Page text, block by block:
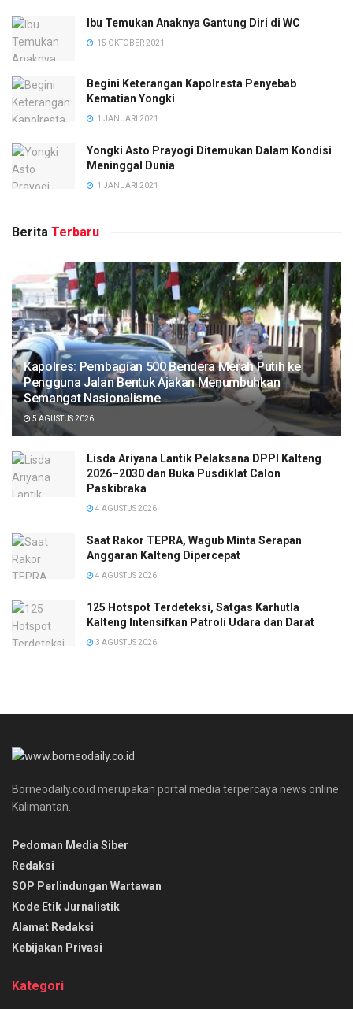
Ibu Temukan Anaknya Gantung Diri di WC
15 OKTOBER 2021
Begini Keterangan Kapolresta Penyebab
Kematian Yongki
1 JANUARI 2021
Yongki Asto Prayogi Ditemukan Dalam Kondisi
Meninggal Dunia
1 JANUARI 2021
Berita Terbaru
Kapolres: Pembagian 500 Bendera Merah Putih ke
Pengguna Jalan Bentuk Ajakan Menumbuhkan
Semangat Nasionalisme
5 AGUSTUS 2026
Lisda Ariyana Lantik Pelaksana DPPI Kalteng
2026–2030 dan Buka Pusdiklat Calon
Paskibraka
4 AGUSTUS 2026
Saat Rakor TEPRA, Wagub Minta Serapan
Anggaran Kalteng Dipercepat
4 AGUSTUS 2026
125 Hotspot Terdeteksi, Satgas Karhutla
Kalteng Intensifkan Patroli Udara dan Darat
3 AGUSTUS 2026
Borneodaily.co.id merupakan portal media terpercaya news online
Kalimantan.
Pedoman Media Siber
Redaksi
SOP Perlindungan Wartawan
Kode Etik Jurnalistik
Alamat Redaksi
Kebijakan Privasi
Kategori